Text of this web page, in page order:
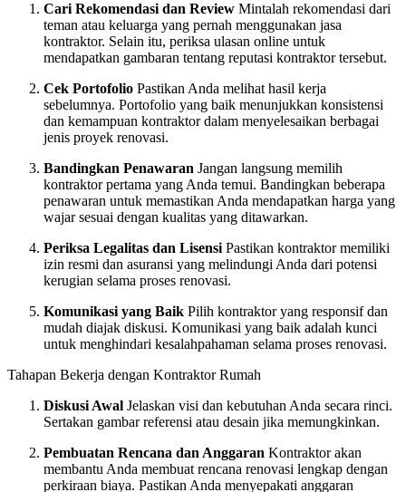
Cari Rekomendasi dan Review Mintalah rekomendasi dari
teman atau keluarga yang pernah menggunakan jasa
kontraktor. Selain itu, periksa ulasan online untuk
mendapatkan gambaran tentang reputasi kontraktor tersebut.
Cek Portofolio Pastikan Anda melihat hasil kerja
sebelumnya. Portofolio yang baik menunjukkan konsistensi
dan kemampuan kontraktor dalam menyelesaikan berbagai
jenis proyek renovasi.
Bandingkan Penawaran Jangan langsung memilih
kontraktor pertama yang Anda temui. Bandingkan beberapa
penawaran untuk memastikan Anda mendapatkan harga yang
wajar sesuai dengan kualitas yang ditawarkan.
Periksa Legalitas dan Lisensi Pastikan kontraktor memiliki
izin resmi dan asuransi yang melindungi Anda dari potensi
kerugian selama proses renovasi.
Komunikasi yang Baik Pilih kontraktor yang responsif dan
mudah diajak diskusi. Komunikasi yang baik adalah kunci
untuk menghindari kesalahpahaman selama proses renovasi.
Tahapan Bekerja dengan Kontraktor Rumah
Diskusi Awal Jelaskan visi dan kebutuhan Anda secara rinci.
Sertakan gambar referensi atau desain jika memungkinkan.
Pembuatan Rencana dan Anggaran Kontraktor akan
membantu Anda membuat rencana renovasi lengkap dengan
perkiraan biaya. Pastikan Anda menyepakati anggaran